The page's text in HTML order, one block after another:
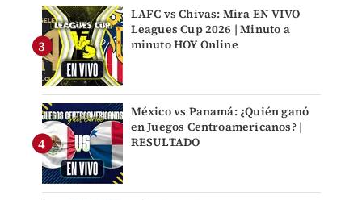
LAFC vs Chivas: Mira EN VIVO
Leagues Cup 2026 | Minuto a
minuto HOY Online
México vs Panamá: ¿Quién ganó
en Juegos Centroamericanos? |
RESULTADO